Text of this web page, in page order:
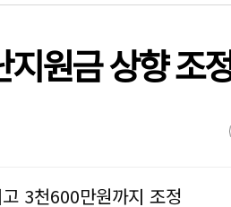
지원금 상향 조
3천600만원까지 조정